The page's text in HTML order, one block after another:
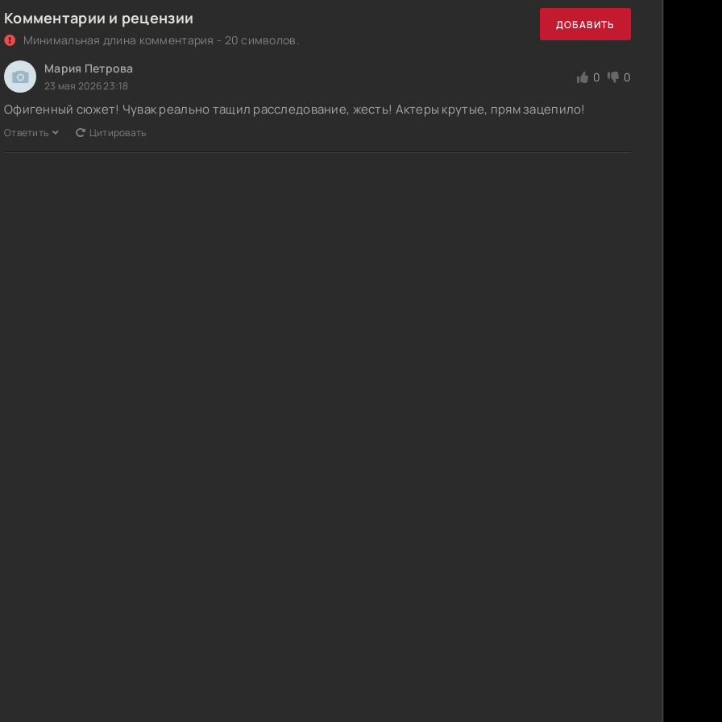
Комментарии и рецензии
Минимальная длина комментария - 20 символов.
ДОБАВИТЬ
Мария Петрова
23 мая 2026 23:18
0 0
Офигенный сюжет! Чувак реально тащил расследование, жесть! Актеры крутые, прям зацепило!
Ответить Цитировать